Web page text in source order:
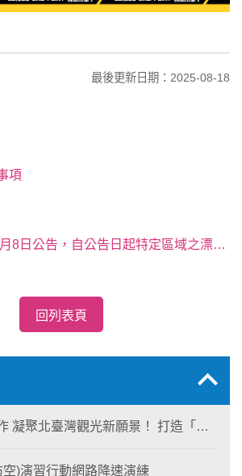
最後更新日期：2025-08-18
項
新北市政府114年8月8日公告，自公告日起特定區域之漂流木，當地居民得自由徒手撿拾清理
回列表頁
凝聚北臺灣觀光新願景！ 打造「生
)演習行動網路降速演練